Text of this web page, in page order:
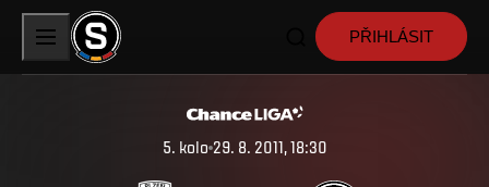
PŘIHLÁSIT
5. kolo 29. 8. 2011, 18:30